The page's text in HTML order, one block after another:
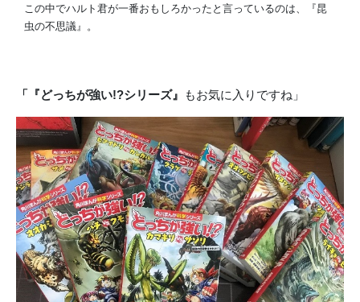
この中でハルト君が一番おもしろかったと言っているのは、『昆
虫の不思議』。
「『どっちが強い!?シリーズ』 もお気に入りですね」